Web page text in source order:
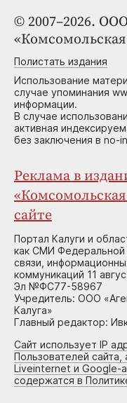
© 2007–2026.
Полистать издания
Использование
случае упоминания
информации.
В случае
активная
без заключения в no-
Реклама в
сайте
Портал Калуги и
как СМИ Федеральной
связи,
коммуникаций 11
Эл №ФС77-58967
Учредитель: ООО
Калуга»
Главный редактор:
Сайт использует IP
Пользователей сайта,
Liveinternet и Google-
содержатся в